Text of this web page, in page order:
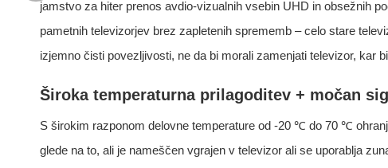
jamstvo za hiter prenos avdio-vizualnih vsebin UHD in obsežnih
pametnih televizorjev brez zapletenih sprememb – celo stare
izjemno čisti povezljivosti, ne da bi morali zamenjati televizor, kar
Široka temperaturna prilagoditev + močan
S širokim razponom delovne temperature od -20 ℃ do 70 ℃
glede na to, ali je nameščen vgrajen v televizor ali se uporablja
E-poštni naslov za pritožbe: complain@lb-link.com